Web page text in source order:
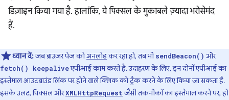
डिज़ाइन किया गया है. हालांकि, ये पिक्सल के मुकाबले ज़्यादा भरोसेमंद
हैं.
ध्यान दें:जब ब्राउज़र पेज कोअनलोडकर रहा हो, तब भीsendBeacon() और
fetch() keepaliveएपीआई काम करते हैं. उदाहरण के लिए, इन दोनों एपीआई का
इस्तेमाल आउटबाउंड लिंक पर होने वाले क्लिक को ट्रैक करने के लिए किया जा सकता है.
इसके उलट, पिक्सल औरXMLHttpRequestजैसी तकनीकों का इस्तेमाल करने पर, हो